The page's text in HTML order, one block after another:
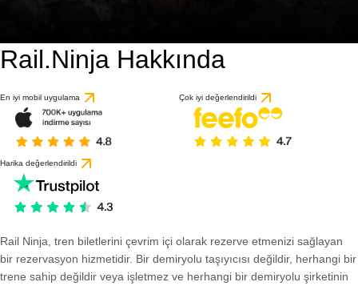
Rail.Ninja Hakkında
En iyi mobil uygulama Çok iyi değerlendirildi
Harika değerlendirildi
Rail Ninja, tren biletlerini çevrim içi olarak rezerve etmenizi sağlayan
bir rezervasyon hizmetidir. Bir demiryolu taşıyıcısı değildir, herhangi bir
trene sahip değildir veya işletmez ve herhangi bir demiryolu şirketinin